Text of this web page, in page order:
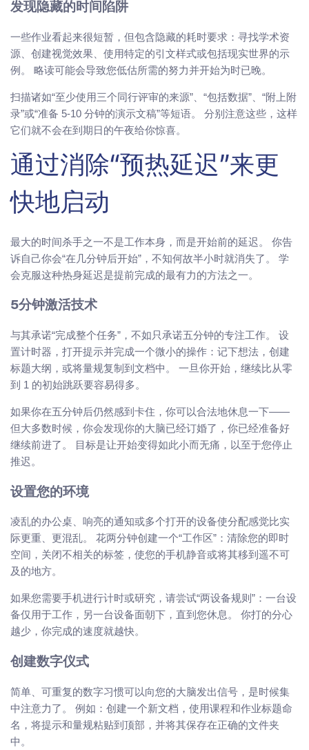
发现隐藏的时间陷阱
一些作业看起来很短暂，但包含隐藏的耗时要求：寻找学术资
源、创建视觉效果、使用特定的引文样式或包括现实世界的示
例。 略读可能会导致您低估所需的努力并开始为时已晚。
扫描诸如“至少使用三个同行评审的来源”、“包括数据”、“附上附
录”或“准备 5-10 分钟的演示文稿”等短语。 分别注意这些，这样
它们就不会在到期日的午夜给你惊喜。
通过消除“预热延迟”来更
快地启动
最大的时间杀手之一不是工作本身，而是开始前的延迟。 你告
诉自己你会“在几分钟后开始”，不知何故半小时就消失了。 学
会克服这种热身延迟是提前完成的最有力的方法之一。
5分钟激活技术
与其承诺“完成整个任务”，不如只承诺五分钟的专注工作。 设
置计时器，打开提示并完成一个微小的操作：记下想法，创建
标题大纲，或将量规复制到文档中。 一旦你开始，继续比从零
到 1 的初始跳跃要容易得多。
如果你在五分钟后仍然感到卡住，你可以合法地休息一下——
但大多数时候，你会发现你的大脑已经订婚了，你已经准备好
继续前进了。 目标是让开始变得如此小而无痛，以至于您停止
推迟。
设置您的环境
凌乱的办公桌、响亮的通知或多个打开的设备使分配感觉比实
际更重、更混乱。 花两分钟创建一个“工作区”：清除您的即时
空间，关闭不相关的标签，使您的手机静音或将其移到遥不可
及的地方。
如果您需要手机进行计时或研究，请尝试“两设备规则”：一台设
备仅用于工作，另一台设备面朝下，直到您休息。 你打的分心
越少，你完成的速度就越快。
创建数字仪式
简单、可重复的数字习惯可以向您的大脑发出信号，是时候集
中注意力了。 例如：创建一个新文档，使用课程和作业标题命
名，将提示和量规粘贴到顶部，并将其保存在正确的文件夹
中。